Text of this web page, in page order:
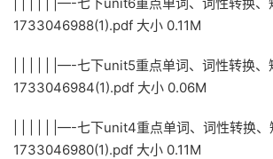
1733046988(1).pdf 大小 0.11M
| | | | | |—-七下unit5重点单词、词性转换、
1733046984(1).pdf 大小 0.06M
| | | | | |—-七下unit4重点单词、词性转换、
1733046980(1).pdf 大小 0.11M